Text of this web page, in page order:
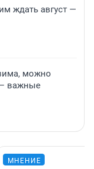
ждать август —
можно
— важные
МНЕНИЕ